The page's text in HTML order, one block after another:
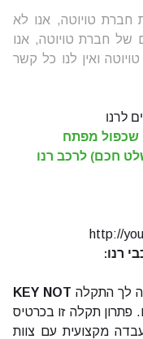
טויוטה, אנו לא
של חברת טויוטה, אנו
ואין לנו כל קשר
לרנו
שכפול מפתח
חכם) לרכב רנו
http://
רנו:
לך התקלה KEY NOT
פתרון תקלה זו בכרטיס
מקצועית עם צוות